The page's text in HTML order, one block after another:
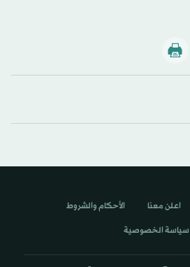
اعلن معنا الأحكام والشروط
سياسة الخصوصية